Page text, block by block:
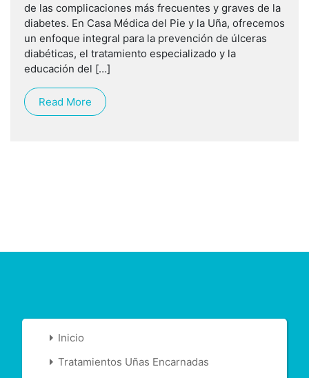
de las complicaciones más frecuentes y graves de la
diabetes. En Casa Médica del Pie y la Uña, ofrecemos
un enfoque integral para la prevención de úlceras
diabéticas, el tratamiento especializado y la
educación del […]
Read More
Inicio
Tratamientos Uñas Encarnadas